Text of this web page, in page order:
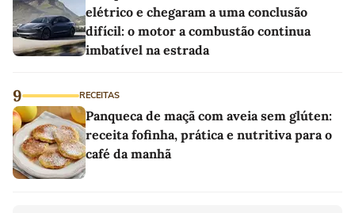
elétrico e chegaram a uma conclusão
difícil: o motor a combustão continua
imbatível na estrada
9 RECEITAS
Panqueca de maçã com aveia sem glúten:
receita fofinha, prática e nutritiva para o
café da manhã